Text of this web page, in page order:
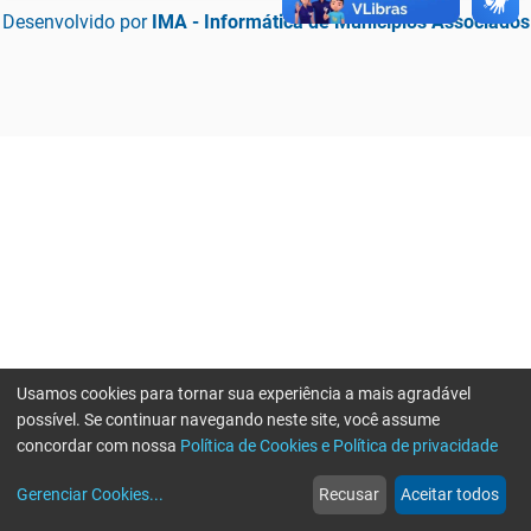
Desenvolvido por IMA - Informática de Municípios Associados
web
Notícias
more_horiz
Mais
Usamos cookies para tornar sua experiência a mais agradável
possível. Se continuar navegando neste site, você assume
concordar com nossa Política de Cookies e Política de privacidade
Gerenciar Cookies... Recusar Aceitar todos
Erro ao enviar informações, por favor tente novamente